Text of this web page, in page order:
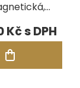
(No. 5)
Kč